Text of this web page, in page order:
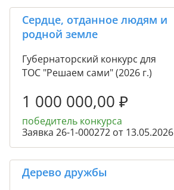
Сердце, отданное людям и
родной земле
Губернаторский конкурс для
ТОС "Решаем сами" (2026 г.)
1 000 000,00 ₽
победитель конкурса
Заявка 26-1-000272 от 13.05.2026
Дерево дружбы